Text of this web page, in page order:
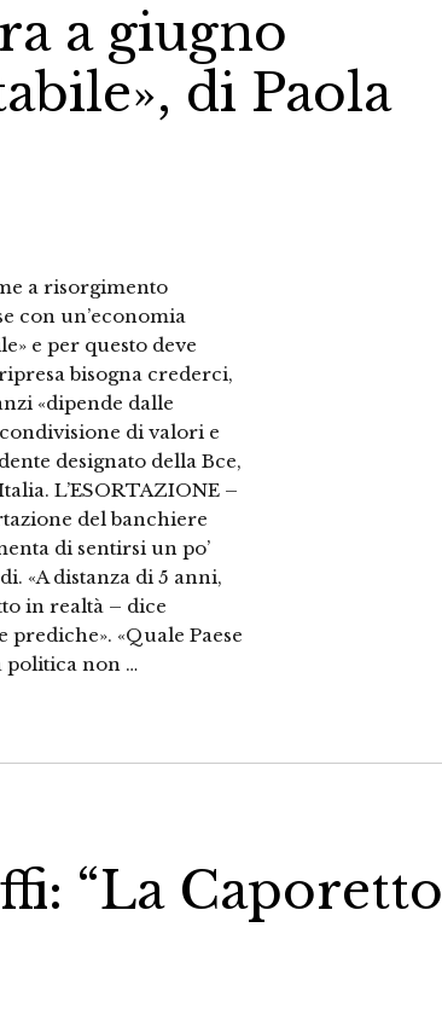
a giugno
di Paola
a risorgimento
con un’economia
e per questo deve
bisogna crederci,
«dipende dalle
di valori e
designato della Bce,
L’ESORTAZIONE –
del banchiere
di sentirsi un po’
«A distanza di 5 anni,
in realtà – dice
«Quale Paese
politica non …
“La Caporetto